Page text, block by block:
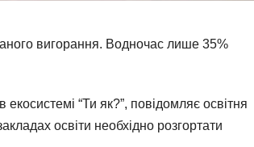
вигорання. Водночас лише 35%
екосистемі “Ти як?”, повідомляє освітня
освіти необхідно розгортати